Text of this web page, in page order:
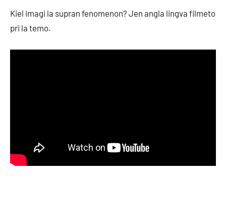
Kiel imagi la supran fenomenon? Jen angla lingva filmeto
pri la temo.